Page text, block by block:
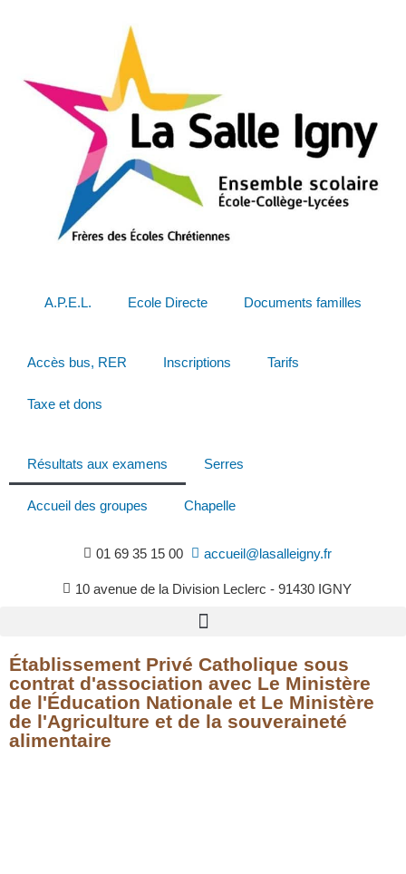
A.P.E.L. Ecole Directe Documents familles
Accès bus, RER Inscriptions Tarifs
Taxe et dons
Résultats aux examens Serres
Accueil des groupes Chapelle
01 69 35 15 00 accueil@lasalleigny.fr
10 avenue de la Division Leclerc - 91430 IGNY
Établissement Privé Catholique sous
contrat d'association avec Le Ministère
de l'Éducation Nationale et Le Ministère
de l'Agriculture et de la souveraineté
alimentaire